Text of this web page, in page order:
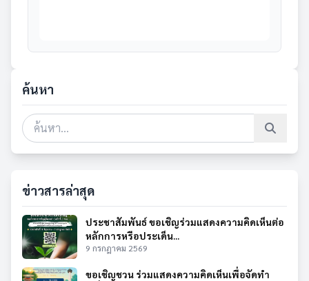
ค้นหา
ข่าวสารล่าสุด
ประชาสัมพันธ์ ขอเชิญร่วมแสดงความคิดเห็นต่อ
หลักการหรือประเด็น...
9 กรกฎาคม 2569
ขอเชิญชวน ร่วมแสดงความคิดเห็นเพื่อจัดทำ